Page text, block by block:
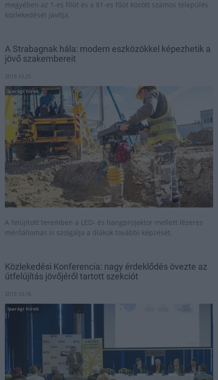
megyében az 1-es főút és a 81-es főút között számos település
közlekedését javítja.
A Strabagnak hála: modern eszközökkel képezhetik a
jövő szakembereit
2019.10.25
Iparági hírek
A felújított teremben a LED- és hangprojektor mellett lézeres
mérőállomás is szolgálja a diákok további képzését.
Közlekedési Konferencia: nagy érdeklődés övezte az
útfelújítás jövőjéről tartott szekciót
2019.10.16
Iparági hírek